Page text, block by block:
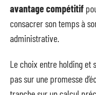
avantage compétitif
consacrer son temps à
administrative.
Le choix entre holding et
pas sur une promesse